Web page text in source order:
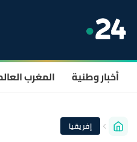
أخبار وطنية المغرب
إفريقيا